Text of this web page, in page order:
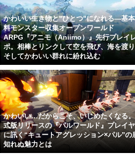
かわいい生き物と"ひとつ"になれる―基
料モンスター収集オープンワールド
ARPG『アニモ（Aniimo）』先行プレイ
ポ。相棒とリンクして空を飛び、海を渡り
そしてかわいい群れに紛れ込む
かわいい…だからこそ、いじめたくなる
式版リリースの『パルワールド』プレイ
に訊く“キュートアグレッション×パル”の
知れぬ魅力とは